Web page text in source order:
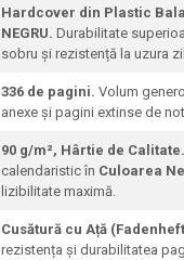
Hardcover din Plastic
NEGRU. Durabilitate
sobru și rezistență la uzura
336 de pagini. Volum
anexe și pagini extinse de
90 g/m², Hârtie de Calitate.
calendaristic în Culoarea
lizibilitate maximă.
Cusătură cu Ață
rezistența și durabilitatea